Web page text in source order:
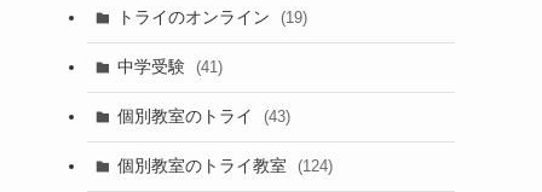
トライのオンライン (19)
中学受験 (41)
個別教室のトライ (43)
個別教室のトライ教室 (124)